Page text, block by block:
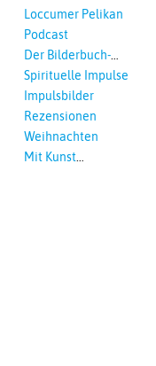
Loccumer Pelikan
Podcast
Der Bilderbuch-
Podcast
Spirituelle Impulse
Impulsbilder
Rezensionen
Weihnachten
Mit Kunst